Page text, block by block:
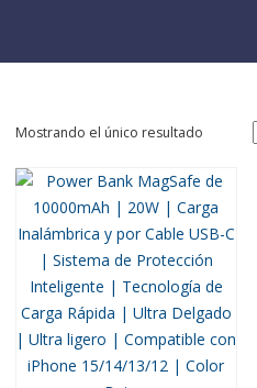
Mostrando el único resultado